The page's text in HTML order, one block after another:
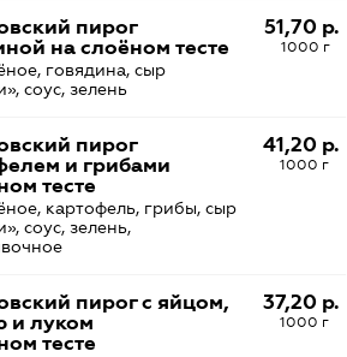
51,70 р.
1000 г
пирог
на слоёном тесте
говядина, сыр
соус, зелень
41,20 р.
1000 г
пирог
и грибами
тесте
картофель, грибы, сыр
соус, зелень,
37,20 р.
1000 г
пирог с яйцом,
и луком
тесте